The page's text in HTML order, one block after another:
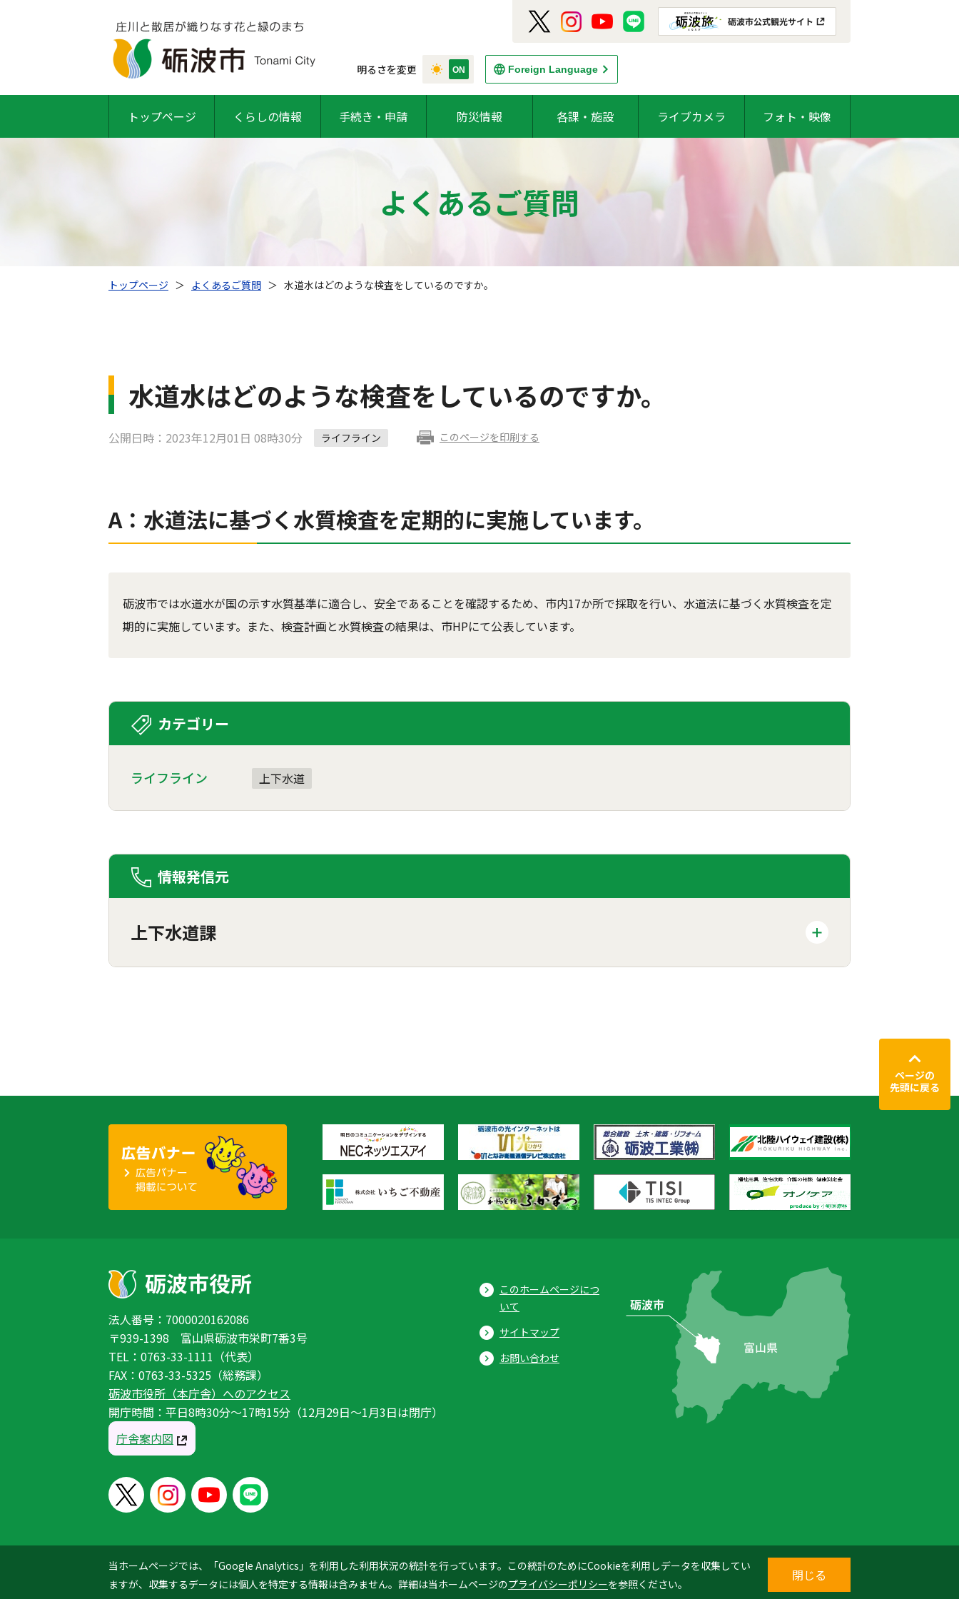
明るさを変更 Foreign Language
トップページ くらしの情報 手続き・申請 防災情報 各課・施設 ライブカメラ フォト・映像
よくあるご質問
トップページ ＞ よくあるご質問 ＞ 水道水はどのような検査をしているのですか。
水道水はどのような検査をしているのですか。
公開日時：2023年12月01日 08時30分 ライフライン このページを印刷する
A：水道法に基づく水質検査を定期的に実施しています。
砺波市では水道水が国の示す水質基準に適合し、安全であることを確認するため、市内17か所で採取を行い、水道法に基づく水質検査を定
期的に実施しています。また、検査計画と水質検査の結果は、市HPにて公表しています。
カテゴリー
ライフライン 上下水道
情報発信元
上下水道課
当ホームページでは、「Google Analytics」を利用した利用状況の統計を行っています。この統計のためにCookieを利用しデータを収集してい
ますが、収集するデータには個人を特定する情報は含みません。詳細は当ホームページのプライバシーポリシーを参照ください。
閉じる
ページの
先頭に戻る
法人番号：7000020162086
〒939-1398 富山県砺波市栄町7番3号
TEL：0763-33-1111（代表）
FAX：0763-33-5325（総務課）
砺波市役所（本庁舎）へのアクセス
開庁時間：平日8時30分〜17時15分（12月29日〜1月3日は閉庁）
庁舎案内図
このホームページにつ
いて
サイトマップ
お問い合わせ
© 2026 Tonami City